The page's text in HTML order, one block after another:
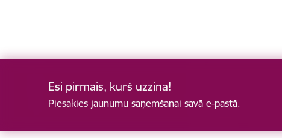
Esi pirmais, kurš uzzina!
Piesakies jaunumu saņemšanai savā e-pastā.